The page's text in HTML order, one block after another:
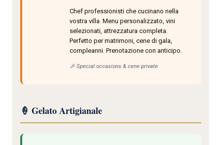
Chef professionisti che cucinano nella
vostra villa. Menu personalizzato, vini
selezionati, attrezzatura completa.
Perfetto per matrimoni, cene di gala,
compleanni. Prenotazione con anticipo.
🎉 Special occasions & cene private
🍦 Gelato Artigianale